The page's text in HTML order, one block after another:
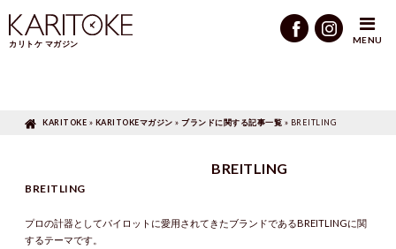
カリトケ マガジン MENU
KARITOKEマガジン » ブランドに関する記事一覧
KARITOKE » KARITOKEマガジン » ブランドに関する記事一覧 » BREITLING
BREITLING
BREITLING
プロの計器としてパイロットに愛用されてきたブランドであるBREITLINGに関
するテーマです。